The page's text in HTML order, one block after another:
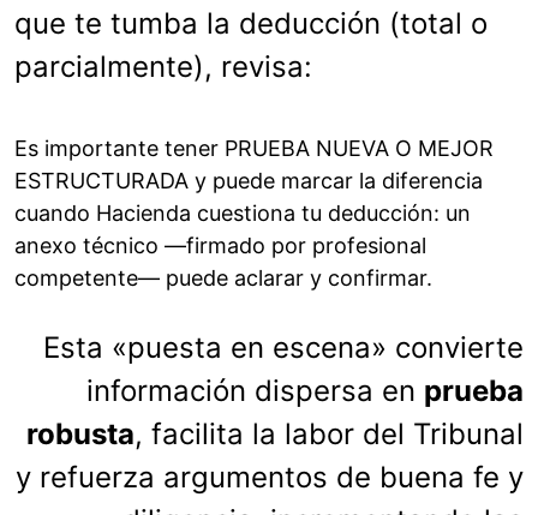
que te tumba la deducción (total o
parcialmente), revisa:
Es importante tener PRUEBA NUEVA O MEJOR
ESTRUCTURADA y puede marcar la diferencia
cuando Hacienda cuestiona tu deducción: un
anexo técnico —firmado por profesional
competente— puede aclarar y confirmar.
Esta «puesta en escena» convierte
información dispersa en prueba
robusta, facilita la labor del Tribunal
y refuerza argumentos de buena fe y